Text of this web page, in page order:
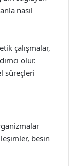
nasıl
çalışmalar,
olur.
süreçleri
besin